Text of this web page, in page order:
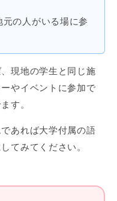
元の人がいる場に参
現地の学生と同じ施
やイベントに参加で
す。
あれば大学付属の語
てみてください。